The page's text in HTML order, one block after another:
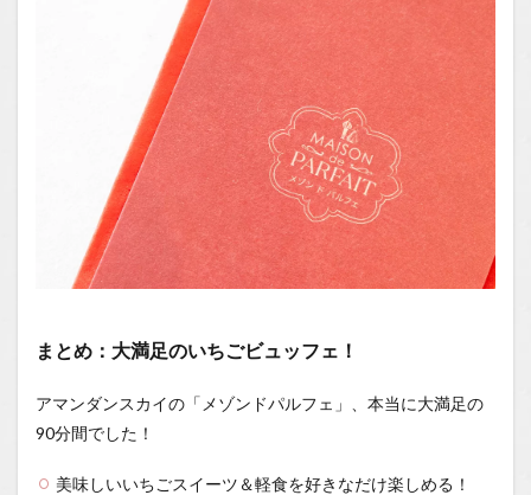
まとめ：大満足のいちごビュッフェ！
アマンダンスカイの「メゾンドパルフェ」、本当に大満足の
90分間でした！
美味しいいちごスイーツ＆軽食を好きなだけ楽しめる！